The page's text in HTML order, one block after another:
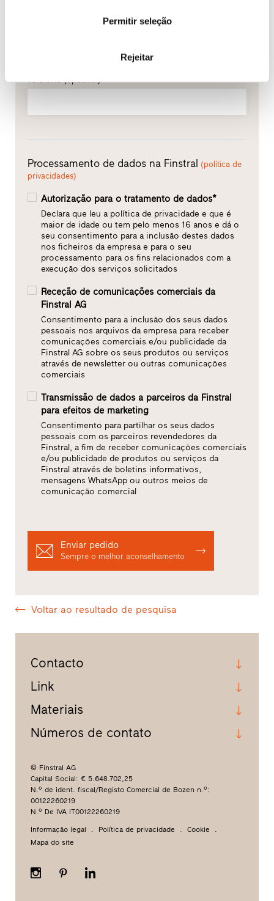
Permitir seleção
Rejeitar
Como podemos entrar em contacto consigo?
Telefone
Processamento de dados na Finstral (política de
privacidades)
Autorização para o tratamento de dados*
Declara que leu a política de privacidade e que é
maior de idade ou tem pelo menos 16 anos e dá o
seu consentimento para a inclusão destes dados
nos ficheiros da empresa e para o seu
processamento para os fins relacionados com a
execução dos serviços solicitados
Receção de comunicações comerciais da
Finstral AG
Consentimento para a inclusão dos seus dados
pessoais nos arquivos da empresa para receber
comunicações comerciais e/ou publicidade da
Finstral AG sobre os seus produtos ou serviços
através de newsletter ou outras comunicações
comerciais
Transmissão de dados a parceiros da Finstral
para efeitos de marketing
Consentimento para partilhar os seus dados
pessoais com os parceiros revendedores da
Finstral, a fim de receber comunicações comerciais
e/ou publicidade de produtos ou serviços da
Finstral através de boletins informativos,
mensagens WhatsApp ou outros meios de
comunicação comercial
Enviar pedido
Sempre o melhor aconselhamento
Voltar ao resultado de pesquisa
Contacto
Link
Materiais
Números de contato
© Finstral AG
Capital Social: € 5.648.702,25
N.º de ident. fiscal/Registo Comercial de Bozen n.º:
00122260219
N.º De IVA IT00122260219
Informação legal Política de privacidade
Cookie
Mapa do site